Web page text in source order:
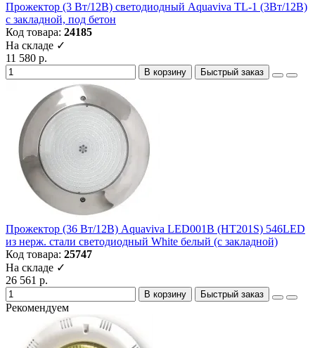
Прожектор (3 Вт/12В) светодиодный Aquaviva TL-1 (3Вт/12В)
с закладной, под бетон
Код товара: 24185
На складе ✓
11 580 р.
В корзину Быстрый заказ
Прожектор (36 Вт/12В) Aquaviva LED001B (HT201S) 546LED
из нерж. стали светодиодный White белый (с закладной)
Код товара: 25747
На складе ✓
26 561 р.
В корзину Быстрый заказ
Рекомендуем